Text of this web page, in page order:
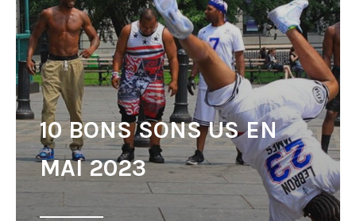
10 BONS SONS US EN
MAI 2023